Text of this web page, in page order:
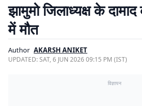
झामुमो जिलाध्यक्ष के
में मौत
Author AKARSH ANIKET
UPDATED:SAT, 6 JUN 2026 09:15 PM (IST)
विज्ञापन